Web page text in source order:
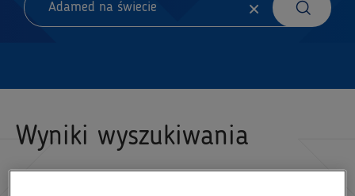
Wyniki wyszukiwania